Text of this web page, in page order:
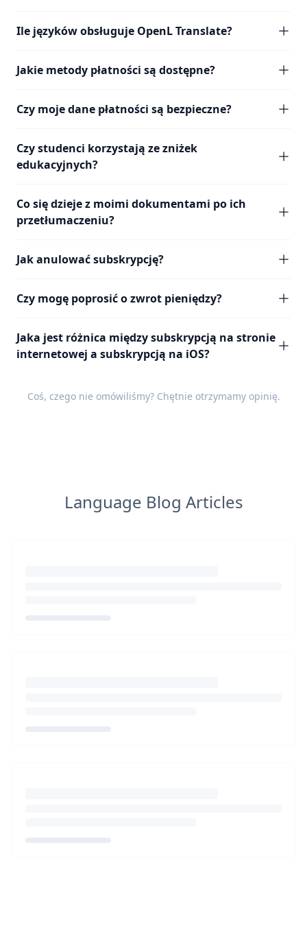
Ile języków obsługuje OpenL Translate?
Jakie metody płatności są dostępne?
Czy moje dane płatności są bezpieczne?
Czy studenci korzystają ze zniżek
edukacyjnych?
Co się dzieje z moimi dokumentami po ich
przetłumaczeniu?
Jak anulować subskrypcję?
Czy mogę poprosić o zwrot pieniędzy?
Jaka jest różnica między subskrypcją na stronie
internetowej a subskrypcją na iOS?
Coś, czego nie omówiliśmy? Chętnie otrzymamy opinię.
Language Blog Articles